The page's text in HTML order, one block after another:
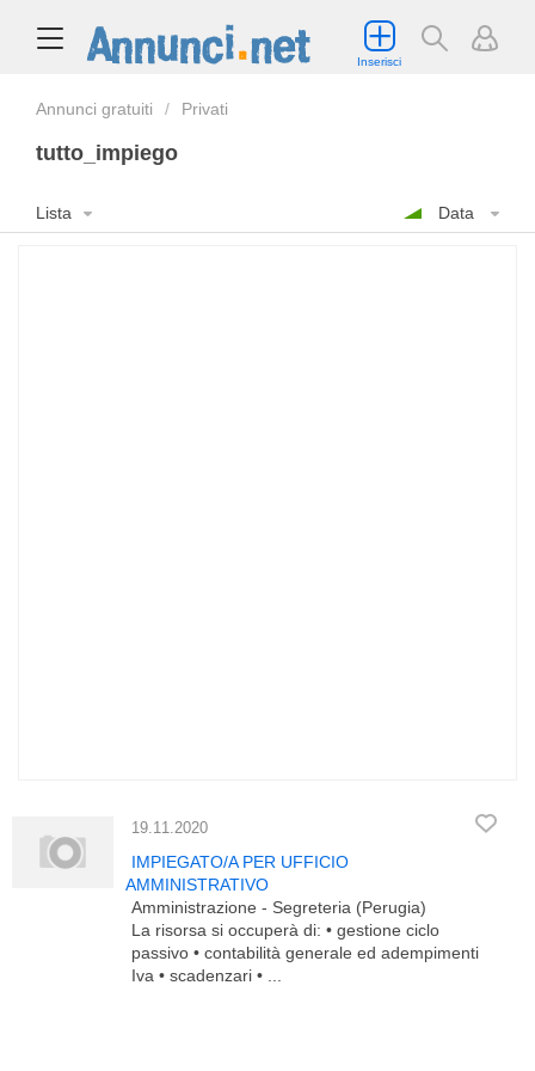
Inserisci
Annunci gratuiti Privati
tutto_impiego
Lista Data
19.11.2020
IMPIEGATO/A PER UFFICIO
AMMINISTRATIVO
Amministrazione - Segreteria (Perugia)
La risorsa si occuperà di: • gestione ciclo
passivo • contabilità generale ed adempimenti
Iva • scadenzari • ...